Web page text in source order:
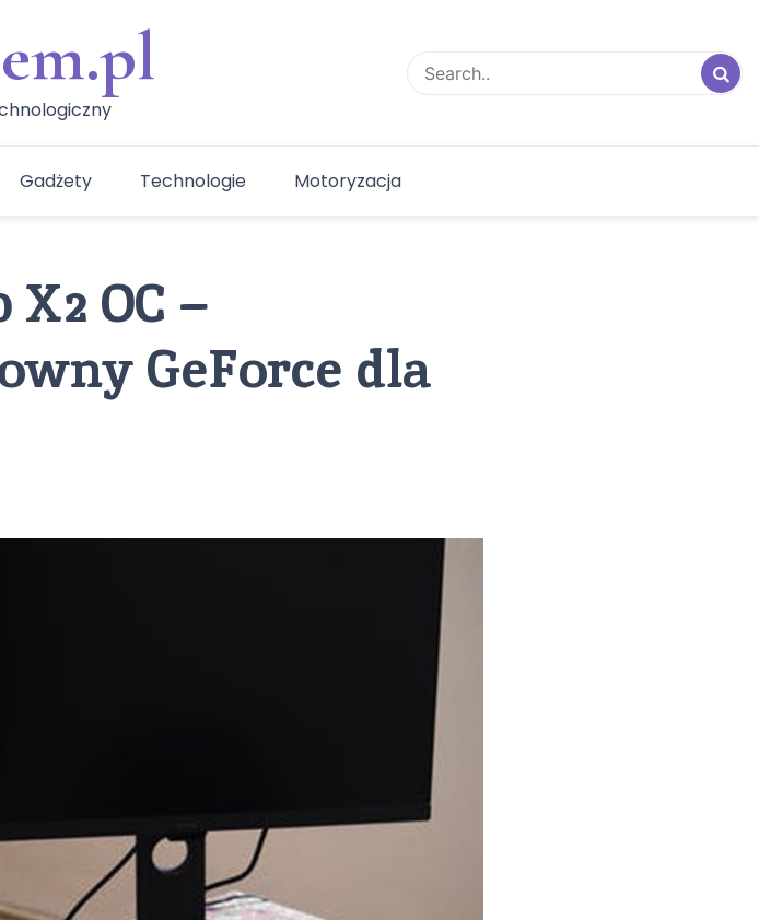
Gadżety Technologie Motoryzacja
X2 OC –
GeForce dla